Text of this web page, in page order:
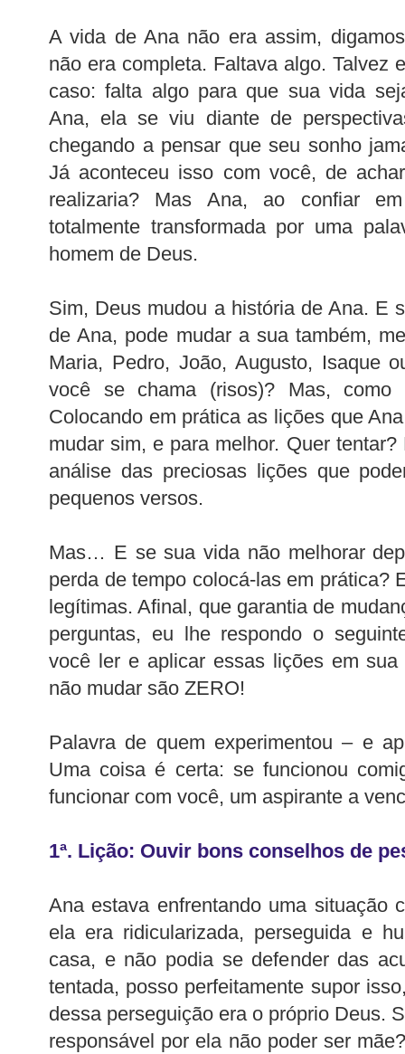
A vida de Ana não era assim,
não era completa. Faltava algo. Talvez
caso: falta algo para que sua vida
Ana, ela se viu diante de
chegando a pensar que seu sonho
Já aconteceu isso com você, de
realizaria? Mas Ana, ao confiar
totalmente transformada por uma
homem de Deus.
Sim, Deus mudou a história de Ana. E
de Ana, pode mudar a sua também,
Maria, Pedro, João, Augusto, Isaque
você se chama (risos)? Mas, como
Colocando em prática as lições que
mudar sim, e para melhor. Quer
análise das preciosas lições que
pequenos versos.
Mas… E se sua vida não melhorar
perda de tempo colocá-las em prática?
legítimas. Afinal, que garantia de
perguntas, eu lhe respondo o
você ler e aplicar essas lições em
não mudar são ZERO!
Palavra de quem experimentou – e
Uma coisa é certa: se funcionou
funcionar com você, um aspirante a
1ª. Lição: Ouvir bons conselhos de
Ana estava enfrentando uma situação
ela era ridicularizada, perseguida e
casa, e não podia se defender das
tentada, posso perfeitamente supor
dessa perseguição era o próprio Deus.
responsável por ela não poder ser